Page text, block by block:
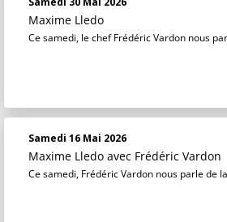
Maxime Lledo
Ce samedi, le chef Frédéric Vardon nous
Samedi 16 Mai 2026
Maxime Lledo avec Frédéric Vardon
Ce samedi, Frédéric Vardon nous parle de